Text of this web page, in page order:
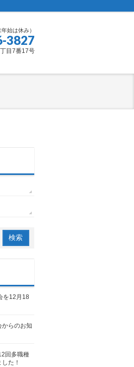
始は休み）
3827
目7番17号
を12月18
らのお知
回多職種
た！